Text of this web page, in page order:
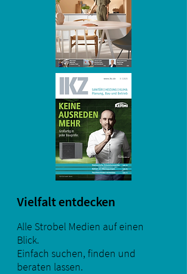
Vielfalt entdecken
Alle Strobel Medien auf einen
Blick.
Einfach suchen, finden und
beraten lassen.